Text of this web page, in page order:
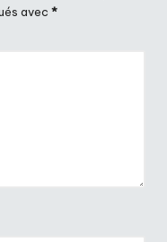
avec *